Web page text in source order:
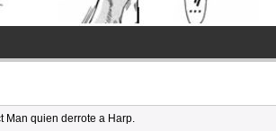
Man quien derrote a Harp.